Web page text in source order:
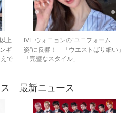
上
ギ
で
IVE ウォニョンの“ユニフォーム
姿”に反響！ 「ウエストばり細い」
「完璧なスタイル」
ス 最新ニュース